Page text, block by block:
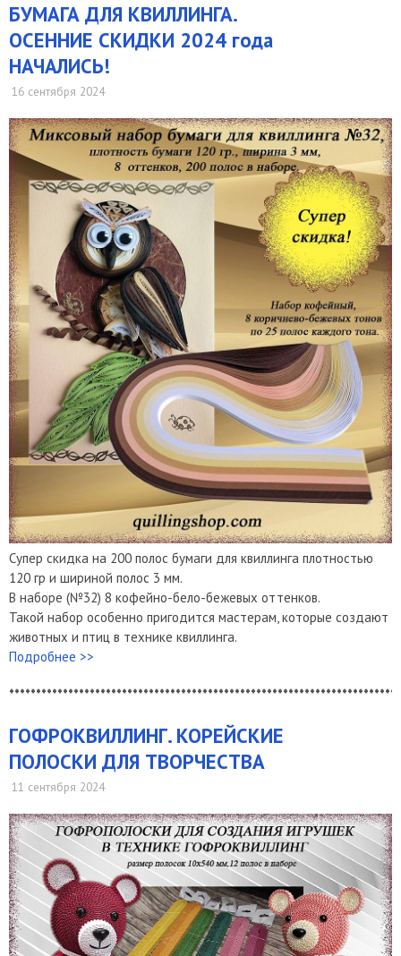
БУМАГА ДЛЯ КВИЛЛИНГА.
ОСЕННИЕ СКИДКИ 2024 года
НАЧАЛИСЬ!
16 сентября 2024
Супер скидка на 200 полос бумаги для квиллинга плотностью
120 гр и шириной полос 3 мм.
В наборе (№32) 8 кофейно-бело-бежевых оттенков.
Такой набор особенно пригодится мастерам, которые создают
животных и птиц в технике квиллинга.
Подробнее >>
ГОФРОКВИЛЛИНГ. КОРЕЙСКИЕ
ПОЛОСКИ ДЛЯ ТВОРЧЕСТВА
11 сентября 2024